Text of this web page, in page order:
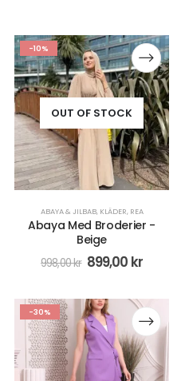
-10%
OUT OF STOCK
ABAYA & JILBAB, KLÄDER, REA
Abaya Med Broderier -
Beige
998,00kr 899,00 kr
-30%